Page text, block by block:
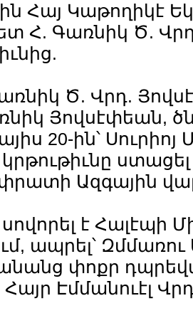
Հայ Կաթողիկէ
Հ. Գառնիկ Ծ.
Ծ. Վրդ.
Յովսէփեան,
20-ին՝ Սուրիոյ
Ազգային
սովորել է
ապրել՝
փոքր
Հայր Էմմանուէլ